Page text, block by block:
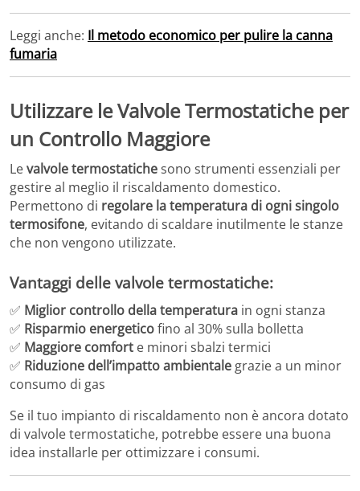
Leggi anche: Il metodo economico per pulire la canna
fumaria
Utilizzare le Valvole Termostatiche per
un Controllo Maggiore
Levalvole termostatichesono strumenti essenziali per
gestire al meglio il riscaldamento domestico.
Permettono di regolare la temperatura di ogni singolo
termosifone, evitando di scaldare inutilmente le stanze
che non vengono utilizzate.
Vantaggi delle valvole termostatiche:
✅ Miglior controllo della temperatura in ogni stanza
✅ Risparmio energeticofino al 30% sulla bolletta
✅ Maggiore comfort e minori sbalzi termici
✅ Riduzione dell’impatto ambientale grazie a un minor
consumo di gas
Se il tuo impianto di riscaldamento non è ancora dotato
di valvole termostatiche, potrebbe essere una buona
idea installarle per ottimizzare i consumi.